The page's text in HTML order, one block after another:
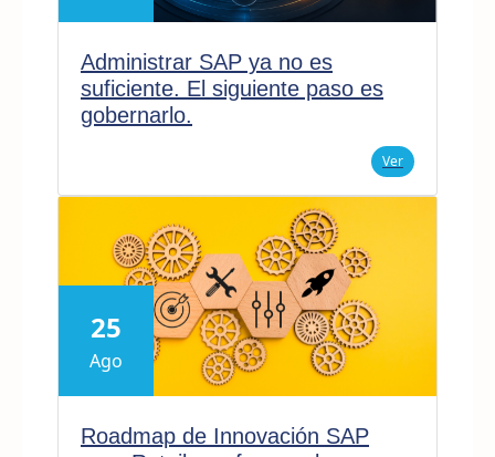
Administrar SAP ya no es
suficiente. El siguiente paso es
gobernarlo.
Ver
25
Ago
Roadmap de Innovación SAP